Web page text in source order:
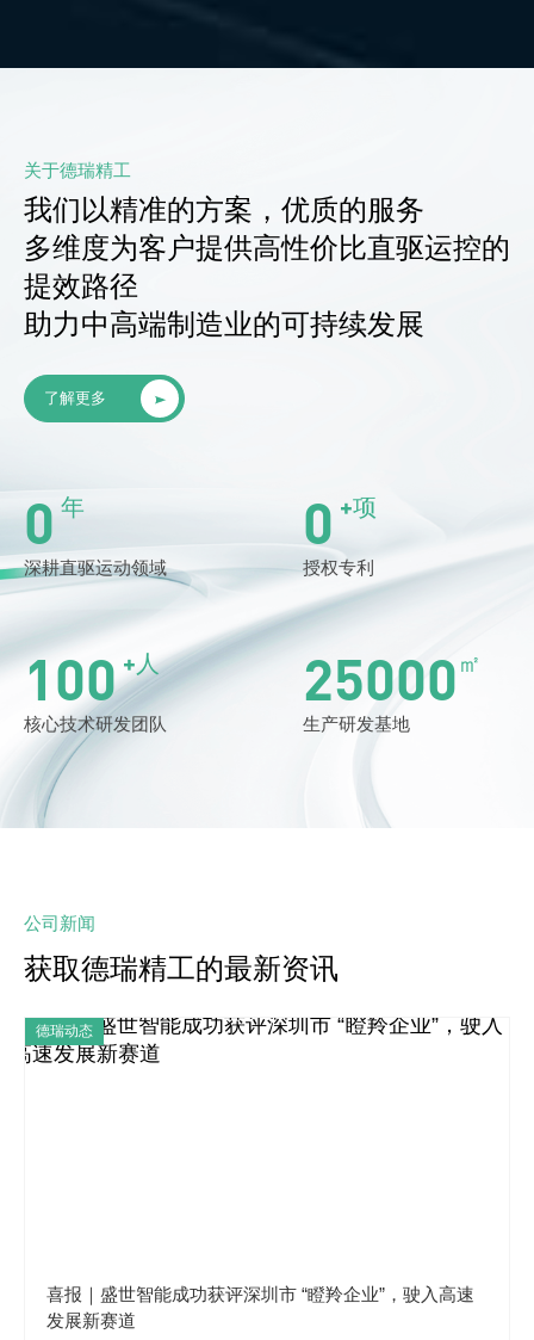
关于德瑞精工
我们以精准的方案，优质的服务
多维度为客户提供高性价比直驱运控的
提效路径
助力中高端制造业的可持续发展
了解更多
0 年
深耕直驱运动领域
0 +项
授权专利
100 +人
核心技术研发团队
25000 ㎡
生产研发基地
公司新闻
获取德瑞精工的最新资讯
德瑞动态
喜报｜盛世智能成功获评深圳市 “瞪羚企业”，驶入高速
发展新赛道